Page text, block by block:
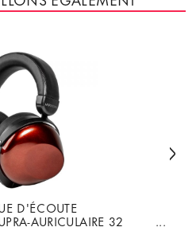
D'ÉCOUTE
AURICULAIRE 32